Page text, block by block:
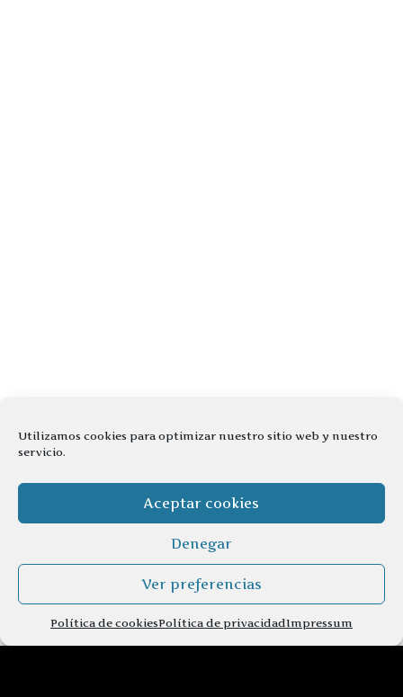
Utilizamos cookies para optimizar nuestro sitio web y nuestro
servicio.
Aceptar cookies
Denegar
Ver preferencias
Política de cookiesPolítica de privacidadImpressum